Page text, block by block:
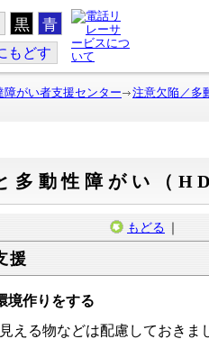
黒 青
もどす
障がい者支援センター 注意欠陥／多
多動性障がい（
もどる ｜
援
境作りをする
る物などは配慮しておきま